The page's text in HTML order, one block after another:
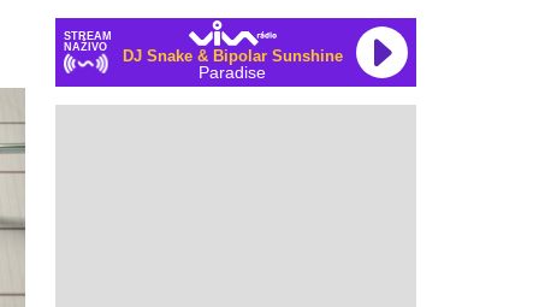
STREAM
NAŽIVO
DJ Snake & Bipolar Sunshine
Paradise